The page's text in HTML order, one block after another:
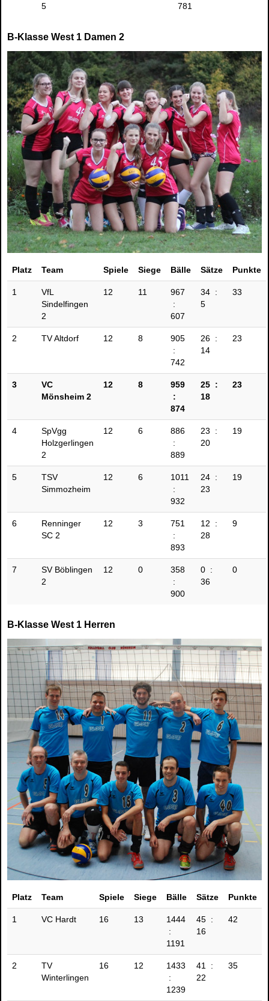
5
781
B-Klasse West 1 Damen 2
Platz Team Spiele Siege Bälle Sätze Punkte
1
VfL
Sindelfingen
2
12 11
967
:
607
34 :
5
33
2 TV Altdorf 12 8
905
:
742
26 :
14
23
3
VC
Mönsheim 2
12 8
959
:
874
25 :
18
23
4
SpVgg
Holzgerlingen
2
12 6
886
:
889
23 :
20
19
5
TSV
Simmozheim
12 6
1011
:
932
24 :
23
19
6
Renninger
SC 2
12 3
751
:
893
12 :
28
9
7
SV Böblingen
2
12 0
358
:
900
0 :
36
0
B-Klasse West 1 Herren
Platz Team Spiele Siege Bälle Sätze Punkte
1 VC Hardt 16 13
1444
:
1191
45 :
16
42
2
TV
Winterlingen
16 12
1433
:
1239
41 :
22
35